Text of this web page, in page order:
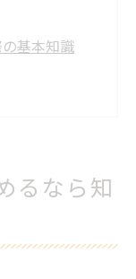
基本知識
た選び方の
で解説
ェック方法
な使い方
るなら知